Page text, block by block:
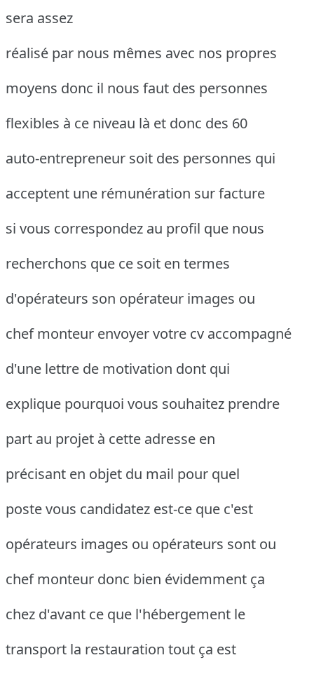
sera assez
réalisé par nous mêmes avec nos propres
moyens donc il nous faut des personnes
flexibles à ce niveau là et donc des 60
auto-entrepreneur soit des personnes qui
acceptent une rémunération sur facture
si vous correspondez au profil que nous
recherchons que ce soit en termes
d'opérateurs son opérateur images ou
chef monteur envoyer votre cv accompagné
d'une lettre de motivation dont qui
explique pourquoi vous souhaitez prendre
part au projet à cette adresse en
précisant en objet du mail pour quel
poste vous candidatez est-ce que c'est
opérateurs images ou opérateurs sont ou
chef monteur donc bien évidemment ça
chez d'avant ce que l'hébergement le
transport la restauration tout ça est